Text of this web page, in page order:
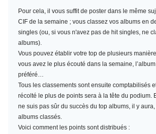
Pour cela, il vous suffit de poster dans le même
CIF de la semaine ; vous classez vos albums en
singles (ou, si vous n'avez pas de hit singles, ne
albums).
Vous pouvez établir votre top de plusieurs
vous avez le plus écouté dans la semaine,
préféré…
Tous les classements sont ensuite comptabilisés
récolté le plus de points sera à la tête du podium.
ne suis pas sûr du succès du top albums, il y
albums classés.
Voici comment les points sont distribués :